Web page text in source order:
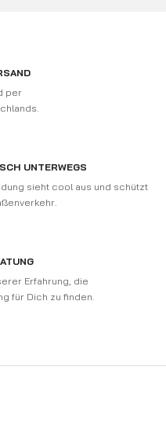
per
UNTERWEGS
sieht cool aus und schützt
Erfahrung, die
für Dich zu finden.